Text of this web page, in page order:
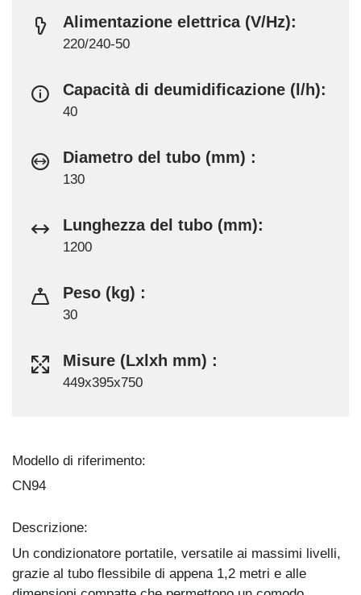
Alimentazione elettrica (V/Hz):
220/240-50
Capacità di deumidificazione (l/h):
40
Diametro del tubo (mm) :
130
Lunghezza del tubo (mm):
1200
Peso (kg) :
30
Misure (Lxlxh mm) :
449x395x750
Modello di riferimento:
CN94
Descrizione:
Un condizionatore portatile, versatile ai massimi livelli,
grazie al tubo flessibile di appena 1,2 metri e alle